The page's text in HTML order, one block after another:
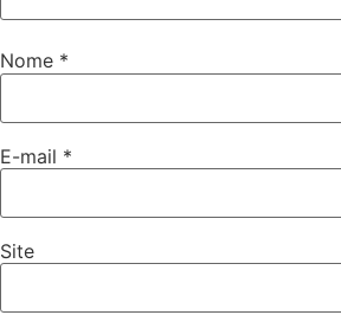
Nome *
E-mail *
Site